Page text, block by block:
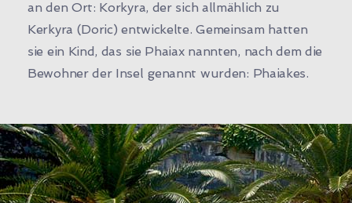
an den Ort: Korkyra, der sich allmählich zu
Kerkyra (Doric) entwickelte. Gemeinsam hatten
sie ein Kind, das sie Phaiax nannten, nach dem die
Bewohner der Insel genannt wurden: Phaiakes.